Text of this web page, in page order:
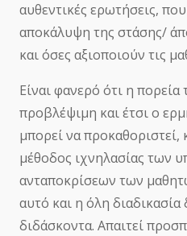
αυθεντικές ερωτήσεις,
αποκάλυψη της στάσης/
και όσες αξιοποιούν τις
Είναι φανερό ότι η πορεία
προβλέψιμη και έτσι ο
μπορεί να
μέθοδος ιχνηλασίας των
ανταποκρίσεων των
αυτό και η όλη διαδικασία
διδάσκοντα. Απαιτεί